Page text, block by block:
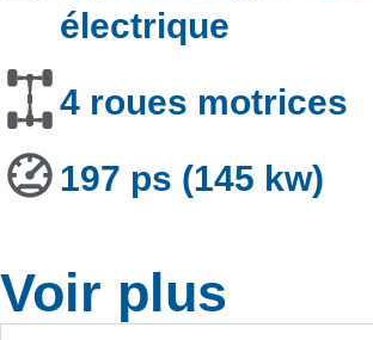
électrique
4 roues motrices
197 ps (145 kw)
Voir plus